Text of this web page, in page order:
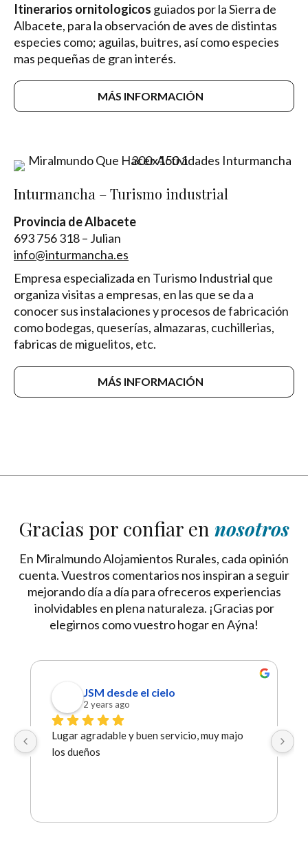
Itinerarios ornitologicos guiados por la Sierra de
Albacete, para la observación de aves de distintas
especies como; aguilas, buitres, así como especies
mas pequeñas de gran interés.
MÁS INFORMACIÓN
Inturmancha – Turismo industrial
Provincia de Albacete
693 756 318 – Julian
info@inturmancha.es
Empresa especializada en Turismo Industrial que
organiza visitas a empresas, en las que se da a
conocer sus instalaciones y procesos de fabricación
como bodegas, queserías, almazaras, cuchillerias,
fabricas de miguelitos, etc.
MÁS INFORMACIÓN
Gracias por confiar en nosotros
En Miralmundo Alojamientos Rurales, cada opinión
cuenta. Vuestros comentarios nos inspiran a seguir
mejorando día a día para ofreceros experiencias
inolvidables en plena naturaleza. ¡Gracias por
elegirnos como vuestro hogar en Aýna!
JSM desde el cielo
2 years ago
Lugar agradable y buen servicio, muy majo
los dueños